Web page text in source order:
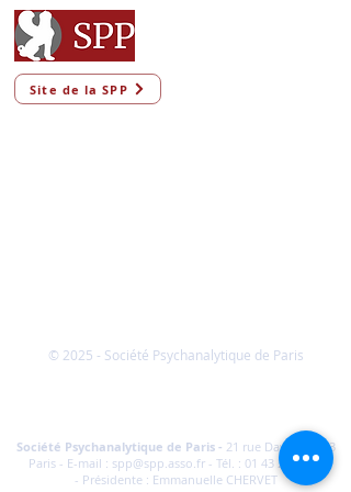
Site de la SPP
© 2025 - Société Psychanalytique de Paris
Société Psychanalytique de Paris- 21 rue Daviel 75013
Paris - E-mail : spp@spp.asso.fr- Tél. : 01 43 29 66 70
- Présidente : Emmanuelle CHERVET